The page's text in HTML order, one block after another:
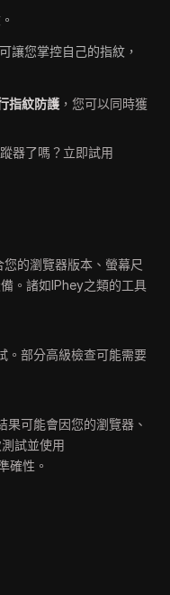
可讓您掌控自己的指紋，
指紋防護 ，您可以同時獲
器了嗎？立即試用
的瀏覽器版本、螢幕尺
。諸如IPhey之類的工具
。部分高級檢查可能需要
可能會因您的瀏覽器、
試並使用
確性。